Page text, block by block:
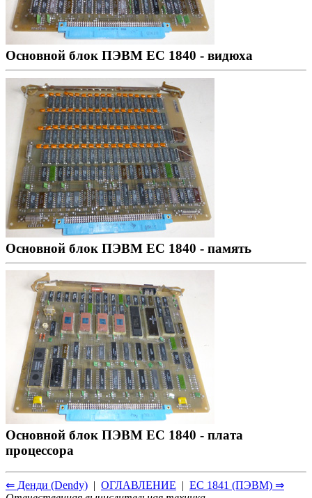
Основной блок ПЭВМ ЕС 1840 - видюха
Основной блок ПЭВМ ЕС 1840 - память
Основной блок ПЭВМ ЕС 1840 - плата
процессора
⇐ Денди (Dendy) | ОГЛАВЛЕНИЕ | ЕС 1841 (ПЭВМ) ⇒